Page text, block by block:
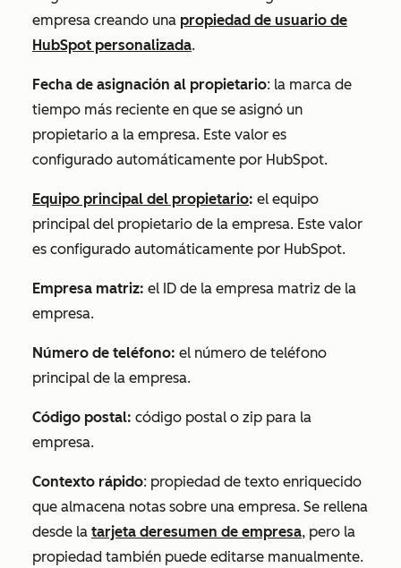
empresa creando una propiedad de usuario de
HubSpot personalizada.
Fecha de asignación al propietario: la marca de
tiempo más reciente en que se asignó un
propietario a la empresa. Este valor es
configurado automáticamente por HubSpot.
Equipo principal del propietario: el equipo
principal del propietario de la empresa. Este valor
es configurado automáticamente por HubSpot.
Empresa matriz: el ID de la empresa matriz de la
empresa.
Número de teléfono: el número de teléfono
principal de la empresa.
Código postal: código postal o zip para la
empresa.
Contexto rápido: propiedad de texto enriquecido
que almacena notas sobre una empresa. Se rellena
desde la tarjeta deresumen de empresa, pero la
propiedad también puede editarse manualmente.